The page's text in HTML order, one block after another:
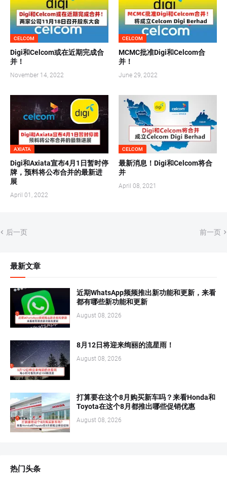
CELCOM
Digi和Celcom或在近期完成合
并！
November 14, 2022
CELCOM
MCMC批准Digi和Celcom合
并！
June 29, 2022
AXIATA
Digi和Axiata宣布4月1日暂时停
牌，预料将公布合并的最新进
展
April 01, 2022
CELCOM
最新消息！Digi和Celcom将合
并
April 08, 2021
后一页 前一页
最新文章
近期WhatsApp频频推出新功能和更新，来看
都有哪些新功能和更新
August 08, 2026
8月12日将迎来绚丽的流星雨！
August 08, 2026
打算要在这个8月购买新车吗？来看Honda和
Toyota在这个8月都推出哪些促销优惠
August 08, 2026
热门头条